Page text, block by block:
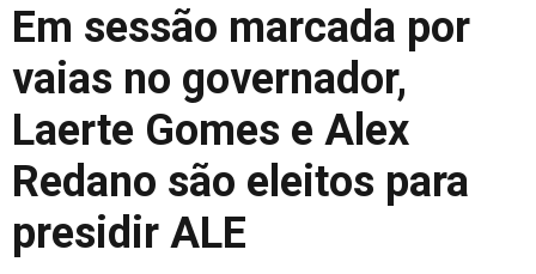
Em sessão marcada por
vaias no governador,
Laerte Gomes e Alex
Redano são eleitos para
presidir ALE